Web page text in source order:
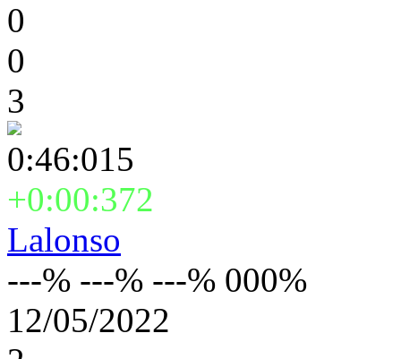
0
0
3
0:46:015
+0:00:372
Lalonso
---% ---% ---% 000%
12/05/2022